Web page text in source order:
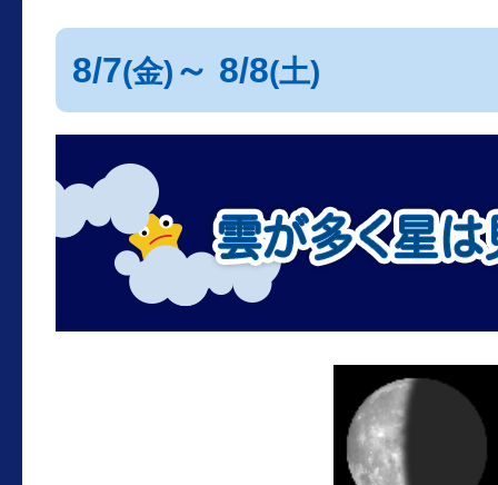
8/7(金) ～ 8/8(土)